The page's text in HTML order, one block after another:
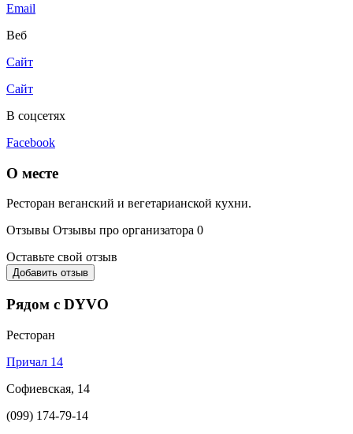
Email
Веб
Сайт
Сайт
В соцсетях
Facebook
О месте
Ресторан веганский и вегетарианской кухни.
Отзывы Отзывы про организатора 0
Оставьте свой отзыв
Добавить отзыв
Рядом с DYVO
Ресторан
Причал 14
Софиевская, 14
(099) 174-79-14